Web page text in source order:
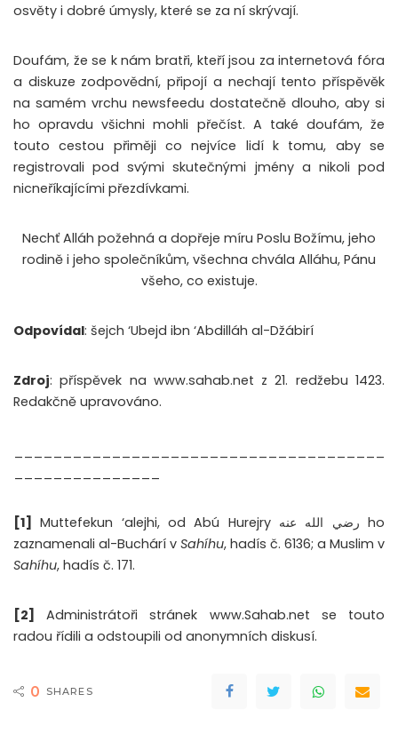
osvěty i dobré úmysly, které se za ní skrývají.
Doufám, že se k nám bratři, kteří jsou za internetová fóra
a diskuze zodpovědní, připojí a nechají tento příspěvěk
na samém vrchu newsfeedu dostatečně dlouho, aby si
ho opravdu všichni mohli přečíst. A také doufám, že
touto cestou přiměji co nejvíce lidí k tomu, aby se
registrovali pod svými skutečnými jmény a nikoli pod
nicneříkajícími přezdívkami.
Nechť Alláh požehná a dopřeje míru Poslu Božímu, jeho
rodině i jeho společníkům, všechna chvála Alláhu, Pánu
všeho, co existuje.
Odpovídal: šejch ‘Ubejd ibn ‘Abdilláh al-Džábirí
Zdroj: příspěvek na www.sahab.net z 21. redžebu 1423.
Redakčně upravováno.
[1]
Muttefekun ‘alejhi, od Abú Hurejry رضي الله عنه ho
zaznamenali al-Buchárí v Sahíhu, hadís č. 6136; a Muslim v
Sahíhu, hadís č. 171.
[2]
Administrátoři stránek www.Sahab.net se touto
radou řídili a odstoupili od anonymních diskusí.
0 SHARES